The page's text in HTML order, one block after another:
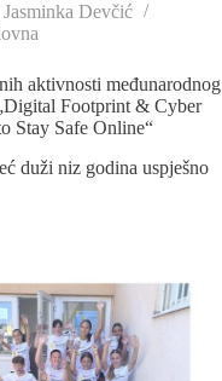
Jasminka Devčić
aktivnosti međunarodnog
Footprint & Cyber
Stay Safe Online“
duži niz godina uspješno